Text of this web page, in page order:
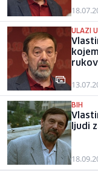
ULAZI
BIH
ljudi